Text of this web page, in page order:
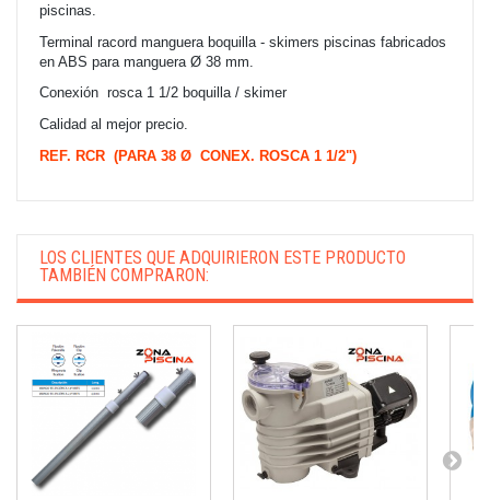
piscinas.
Terminal racord manguera boquilla - skimers piscinas fabricados
en ABS para manguera Ø 38 mm.
Conexión rosca 1 1/2 boquilla / skimer
Calidad al mejor precio.
REF. RCR (PARA 38 Ø CONEX. ROSCA 1 1/2")
LOS CLIENTES QUE ADQUIRIERON ESTE PRODUCTO
TAMBIÉN COMPRARON: